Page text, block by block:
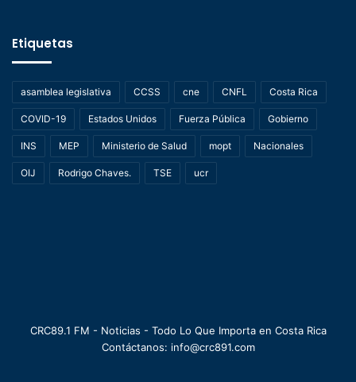
Etiquetas
asamblea legislativa CCSS cne CNFL Costa Rica
COVID-19 Estados Unidos Fuerza Pública Gobierno
INS MEP Ministerio de Salud mopt Nacionales
OIJ Rodrigo Chaves. TSE ucr
CRC89.1 FM - Noticias - Todo Lo Que Importa en Costa Rica
Contáctanos: info@crc891.com